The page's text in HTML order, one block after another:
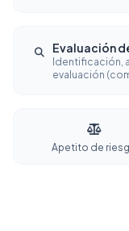
Evaluación
Identificación,
evaluación
Apetito de